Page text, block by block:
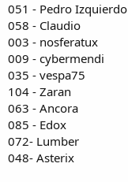
051 - Pedro Izquierdo
058 - Claudio
003 - nosferatux
009 - cybermendi
035 - vespa75
104 - Zaran
063 - Ancora
085 - Edox
072- Lumber
048- Asterix